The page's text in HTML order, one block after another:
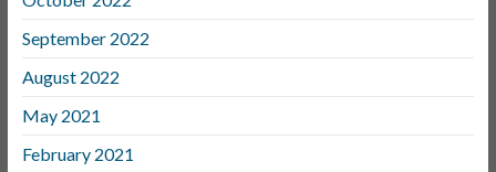
September 2022
August 2022
May 2021
February 2021